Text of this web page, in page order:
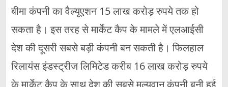
बीमा कंपनी का वैल्यूएशन 15 लाख करोड़ रुपये तक हो
सकता है। इस तरह से मार्केट कैप के मामले में एलआईसी
देश की दूसरी सबसे बड़ी कंपनी बन सकती है। फिलहाल
रिलायंस इंडस्ट्रीज लिमिटेड करीब 16 लाख करोड़ रुपये
के मार्केट कैप के साथ देश की सबसे मूल्यवान कंपनी बनी हुई